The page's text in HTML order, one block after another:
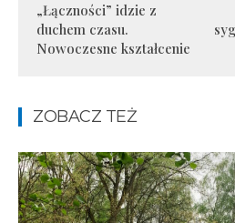
„Łączności” idzie z
duchem czasu.
Nowoczesne kształcenie
ZOBACZ TEŻ